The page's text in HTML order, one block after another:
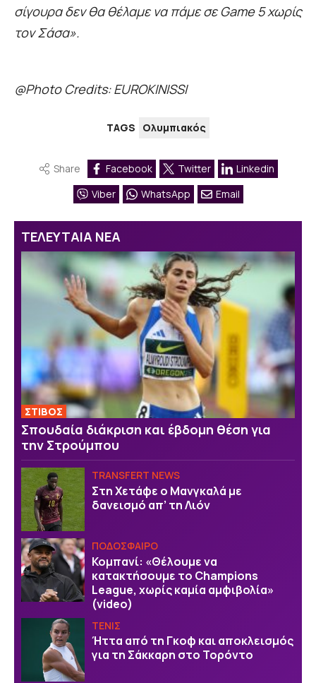
σίγουρα δεν θα θέλαμε να πάμε σε Game 5 χωρίς
τον Σάσα».
@Photo Credits: EUROKINISSI
TAGS Ολυμπιακός
Share Facebook Twitter
Linkedin
Viber
WhatsApp Email
ΤΕΛΕΥΤΑΙΑ ΝΕΑ
ΣΤΙΒΟΣ
Σπουδαία διάκριση και έβδομη θέση για
την Στρούμπου
TRANSFERT NEWS
Στη Χετάφε ο Μανγκαλά με
δανεισμό απ’ τη Λιόν
ΠΟΔΟΣΦΑΙΡΟ
Κομπανί: «Θέλουμε να
κατακτήσουμε το Champions
League, χωρίς καμία αμφιβολία»
(video)
ΤΕΝΙΣ
Ήττα από τη Γκοφ και αποκλεισμός
για τη Σάκκαρη στο Τορόντο